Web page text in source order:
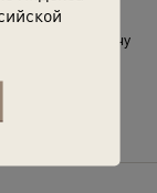
на
Марковичу
фотографией.
которую